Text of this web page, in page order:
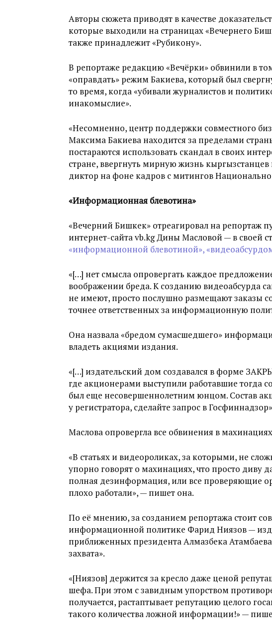
Авторы сюжета приводят в качестве
которые выходили на страницах «Вечернего
также принадлежит «Рубикону».
В репортаже редакцию «Вечёрки» обвинили в
«оправдать» режим Бакиева, который был
то время, когда «убивали журналистов и
инакомыслие».
«Несомненно, центр поддержки совместного
Максима Бакиева находится за пределами
постараются использовать скандал в своих
стране, ввергнуть мирную жизнь кыргызстанцев
диктор на фоне кадров с митингов
«Информационная блевотина»
«Вечерний Бишкек» отреагировал на репортаж
интернет-сайта vb.kg Дины Масловой — в своей
«информационной блевотиной»,
«[…] нет смысла опровергать каждое
воображении бреда. К созданию видеоабсурда
не имеют, просто послушно размещают заказы
точнее ответственных за информационную
Она назвала «бредом сумасшедшего»
владеть акциями издания.
«[…] издательский дом создавался в форме
где акционерами выступили работавшие тогда
был еще несовершеннолетним юнцом. Состав
у регистратора, сделайте запрос в
Маслова опровергла все обвинения в
«В статьях и видеороликах, за которыми, не
упорно говорят о махинациях, что просто диву
полная дезинформация, или все проверяющие
плохо работали», — пишет она.
По её мнению, за созданием репортажа стоит
информационной политике Фарид Ниязов —
приближенных президента Алмазбека
захвата».
«[Ниязов] держится за кресло даже ценой
шефа. При этом с завидным упорством
получается, растаптывает репутацию целого
такого количества ложной информации!» —